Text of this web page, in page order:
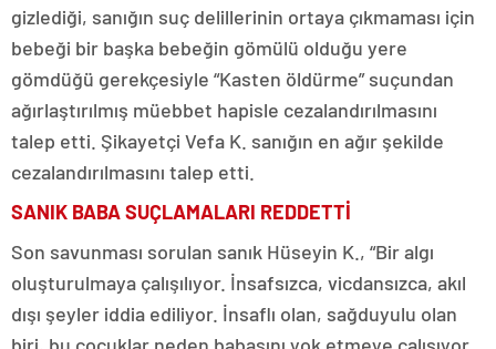
gizlediği, sanığın suç delillerinin ortaya çıkmaması için
bebeği bir başka bebeğin gömülü olduğu yere
gömdüğü gerekçesiyle “Kasten öldürme” suçundan
ağırlaştırılmış müebbet hapisle cezalandırılmasını
talep etti. Şikayetçi Vefa K. sanığın en ağır şekilde
cezalandırılmasını talep etti.
SANIK BABA SUÇLAMALARI REDDETTİ
Son savunması sorulan sanık Hüseyin K., “Bir algı
oluşturulmaya çalışılıyor. İnsafsızca, vicdansızca, akıl
dışı şeyler iddia ediliyor. İnsaflı olan, sağduyulu olan